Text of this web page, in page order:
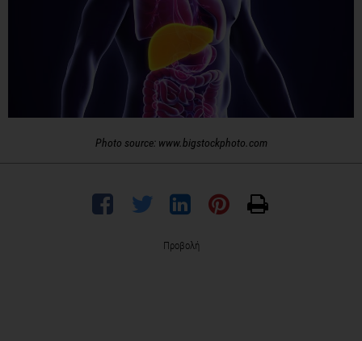
Photo source: www.bigstockphoto.com
Προβολή